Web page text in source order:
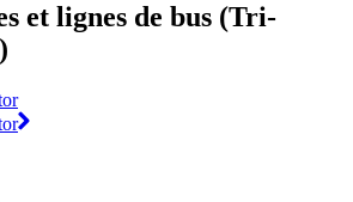
et lignes de bus (Tri-